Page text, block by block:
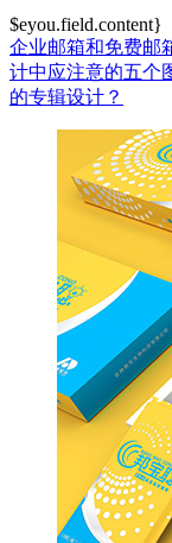
$eyou.field.content}
企业邮箱和免费邮
计中应注意的五个
的专辑设计？